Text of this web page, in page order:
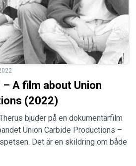
A film about Union
(2022)
bjuder på en dokumentärfilm
Union Carbide Productions –
Det är en skildring om både